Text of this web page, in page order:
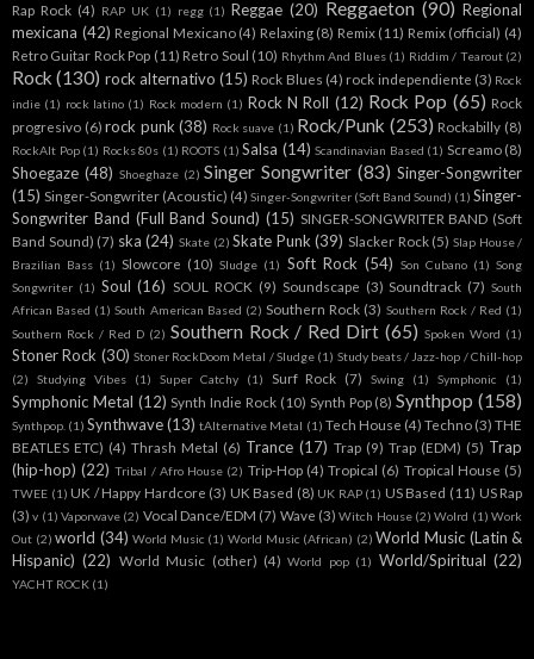
Rap Rock (4) RAP UK (1) regg (1) Reggae (20) Reggaeton (90) Regional
mexicana (42) Regional Mexicano (4) Relaxing (8) Remix (11) Remix (official) (4)
Retro Guitar Rock Pop (11) Retro Soul (10) Rhythm And Blues (1) Riddim / Tearout (2)
Rock (130) rock alternativo (15) Rock Blues (4) rock independiente (3) Rock
indie (1) rock latino (1) Rock modern (1) Rock N Roll (12) Rock Pop (65) Rock
progresivo (6) rock punk (38) Rock suave (1) Rock/Punk (253) Rockabilly (8)
RockAlt Pop (1) Rocks 80s (1) ROOTS (1) Salsa (14) Scandinavian Based (1) Screamo (8)
Shoegaze (48) Shoeghaze (2) Singer Songwriter (83) Singer-Songwriter
(15) Singer-Songwriter (Acoustic) (4) Singer-Songwriter (Soft Band Sound) (1) Singer-
Songwriter Band (Full Band Sound) (15) SINGER-SONGWRITER BAND (Soft
Band Sound) (7) ska (24) Skate (2) Skate Punk (39) Slacker Rock (5) Slap House /
Brazilian Bass (1) Slowcore (10) Sludge (1) Soft Rock (54) Son Cubano (1) Song
Songwriter (1) Soul (16) SOUL ROCK (9) Soundscape (3) Soundtrack (7) South
African Based (1) South American Based (2) Southern Rock (3) Southern Rock / Red (1)
Southern Rock / Red D (2) Southern Rock / Red Dirt (65) Spoken Word (1)
Stoner Rock (30) Stoner RockDoom Metal / Sludge (1) Study beats / Jazz-hop / Chill-hop
(2)
Studying Vibes (1) Super Catchy (1) Surf Rock (7) Swing (1) Symphonic (1)
Symphonic Metal (12) Synth Indie Rock (10) Synth Pop (8) Synthpop (158)
Synthpop. (1) Synthwave (13) tAlternative Metal (1) Tech House (4) Techno (3) THE
BEATLES ETC) (4) Thrash Metal (6) Trance (17) Trap (9) Trap (EDM) (5) Trap
(hip-hop) (22) Tribal / Afro House (2) Trip-Hop (4) Tropical (6) Tropical House (5)
TWEE (1) UK / Happy Hardcore (3) UK Based (8) UK RAP (1) US Based (11) US Rap
(3) v (1) Vaporwave (2) Vocal Dance/EDM (7) Wave (3) Witch House (2) Wolrd (1) Work
Out (2) world (34) World Music (1) World Music (African) (2) World Music (Latin &
Hispanic) (22) World Music (other) (4) World pop (1) World/Spiritual (22)
YACHT ROCK (1)